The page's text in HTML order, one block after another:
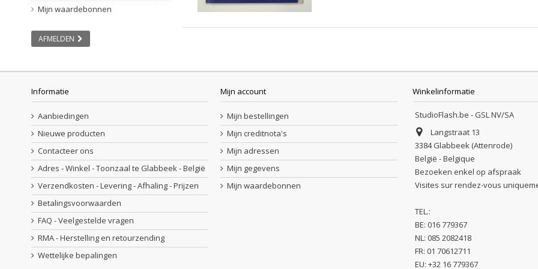
Mijn waardebonnen
AFMELDEN
Informatie
Aanbiedingen
Nieuwe producten
Contacteer ons
Adres - Winkel - Toonzaal te Glabbeek - België
Verzendkosten - Levering - Afhaling - Prijzen
Betalingsvoorwaarden
FAQ - Veelgestelde vragen
RMA - Herstelling en retourzending
Wettelijke bepalingen
Mijn account
Mijn bestellingen
Mijn creditnota's
Mijn adressen
Mijn gegevens
Mijn waardebonnen
Winkelinformatie
StudioFlash.be - GSL NV/SA
Langstraat 13
3384 Glabbeek (Attenrode)
België - Belgique
Bezoeken enkel op afspraak
Visites sur rendez-vous
TEL.:
BE: 016 779367
NL: 085 2082418
FR: 01 70612711
EU: +32 16 779367